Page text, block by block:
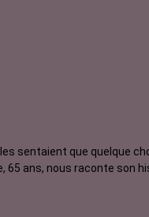
sentaient que quelque
65 ans, nous raconte son